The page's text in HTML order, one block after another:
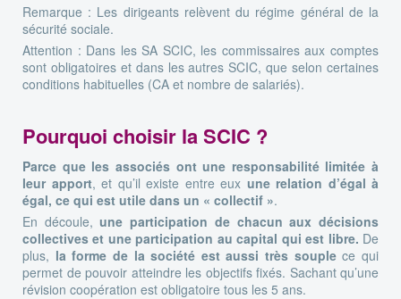
Remarque : Les dirigeants relèvent du régime général de la
sécurité sociale.
Attention : Dans les SA SCIC, les commissaires aux comptes
sont obligatoires et dans les autres SCIC, que selon certaines
conditions habituelles (CA et nombre de salariés).
Pourquoi choisir la SCIC ?
Parce que les associés ont une responsabilité limitée à
leur apport, et qu’il existe entre eux une relation d’égal à
égal, ce qui est utile dans un « collectif ».
En découle, une participation de chacun aux décisions
collectives et une participation au capital qui est libre. De
plus, la forme de la société est aussi très souplece qui
permet de pouvoir atteindre les objectifs fixés. Sachant qu’une
révision coopération est obligatoire tous les 5 ans.